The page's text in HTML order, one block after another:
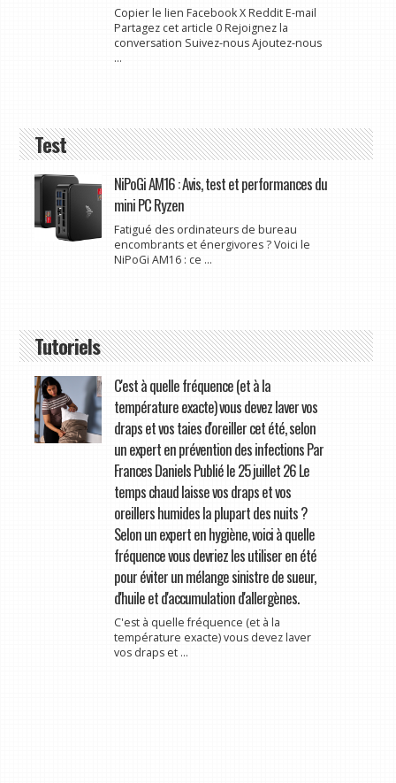
Copier le lien Facebook X Reddit E-mail
Partagez cet article 0 Rejoignez la
conversation Suivez-nous Ajoutez-nous
...
Test
NiPoGi AM16 : Avis, test et performances du
mini PC Ryzen
Fatigué des ordinateurs de bureau
encombrants et énergivores ? Voici le
NiPoGi AM16 : ce ...
Tutoriels
C'est à quelle fréquence (et à la
température exacte) vous devez laver vos
draps et vos taies d'oreiller cet été, selon
un expert en prévention des infections Par
Frances Daniels Publié le 25 juillet 26 Le
temps chaud laisse vos draps et vos
oreillers humides la plupart des nuits ?
Selon un expert en hygiène, voici à quelle
fréquence vous devriez les utiliser en été
pour éviter un mélange sinistre de sueur,
d'huile et d'accumulation d'allergènes.
C'est à quelle fréquence (et à la
température exacte) vous devez laver
vos draps et ...